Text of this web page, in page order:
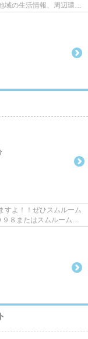
域の生活情報、周辺環境
すよ！！ぜひスムルーム
８またはスムルーム下